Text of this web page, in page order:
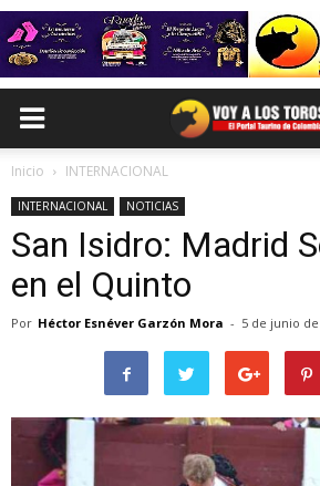
Inicio INTERNACIONAL
INTERNACIONAL NOTICIAS
San Isidro: Madrid
en el Quinto
Por Héctor Esnéver Garzón Mora - 5 de junio de